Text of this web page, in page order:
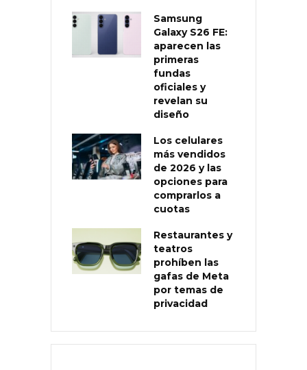
Samsung
Galaxy S26 FE:
aparecen las
primeras
fundas
oficiales y
revelan su
diseño
Los celulares
más vendidos
de 2026 y las
opciones para
comprarlos a
cuotas
Restaurantes y
teatros
prohíben las
gafas de Meta
por temas de
privacidad